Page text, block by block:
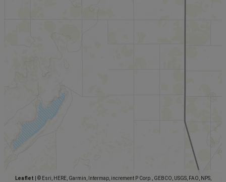
Leaflet
© Esri, HERE, Garmin, Intermap, increment P Corp., GEBCO, USGS, FAO, NPS,